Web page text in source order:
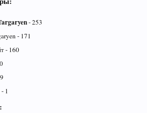
- 253
- 171
- 160
1